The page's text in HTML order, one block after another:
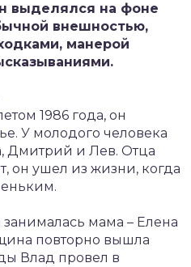
выделялся на фоне
внешностью,
манерой
1986 года, он
У молодого человека
Дмитрий и Лев. Отца
он ушел из жизни, когда
мама – Елена
повторно вышла
Влад провел в